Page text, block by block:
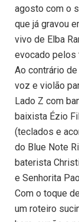
agosto com o
que já gravou
vivo de Elba
evocado pelos
Ao contrário
voz e violão
Lado Z com
baixista Ézio
(teclados e
do Blue Note
baterista
e Senhorita
Com o toque
um roteiro